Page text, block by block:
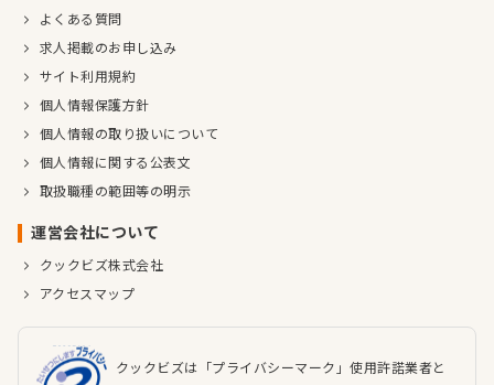
よくある質問
求人掲載のお申し込み
サイト利用規約
個人情報保護方針
個人情報の取り扱いについて
個人情報に関する公表文
取扱職種の範囲等の明示
運営会社について
クックビズ株式会社
アクセスマップ
クックビズは「プライバシーマーク」使用許諾業者と